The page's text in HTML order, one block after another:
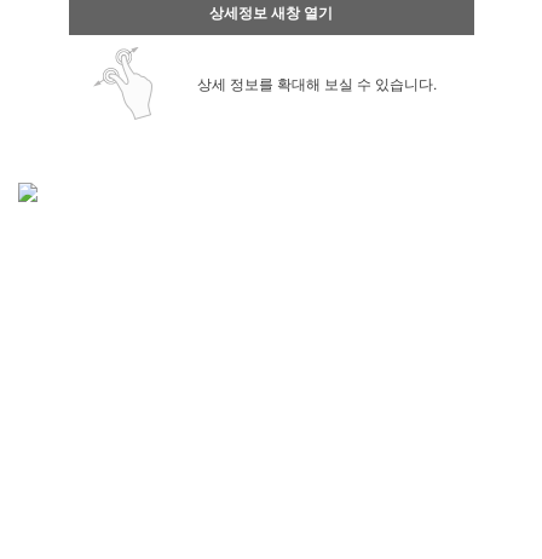
상세정보 새창 열기
상세 정보를 확대해 보실 수 있습니다.